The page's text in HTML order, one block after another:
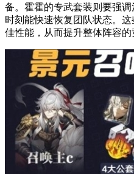
备。霍霍的专武套装则要强
时刻能快速恢复团队状态。
佳性能，从而提升整体阵容的